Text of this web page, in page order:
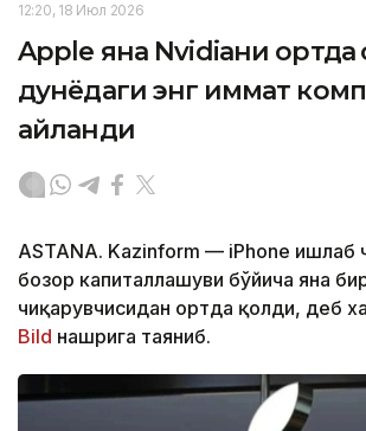
12:20, 18 Июл 2026
Apple яна Nvidiaни ортда
дунёдаги энг қиммат
айланди
ASTANA. Kazinform — iPhone ишлаб
бозор капиталлашуви бўйича яна
чиқарувчисидан ортда қолди, деб
Bild нашрига таяниб.